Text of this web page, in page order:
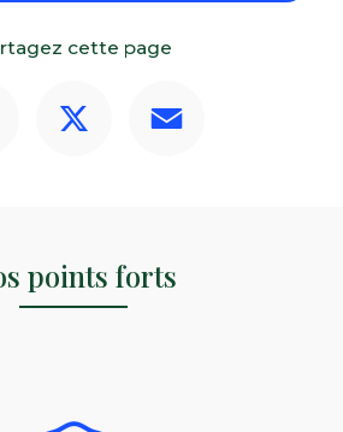
cette page
points forts